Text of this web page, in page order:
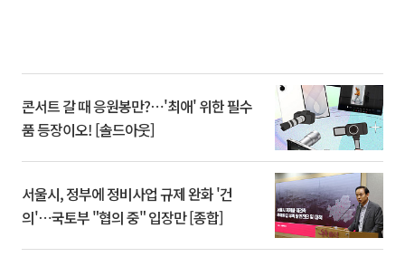
콘서트 갈 때 응원봉만?⋯'최애' 위한 필수
품 등장이오! [솔드아웃]
서울시, 정부에 정비사업 규제 완화 '건
의'⋯국토부 "협의 중" 입장만 [종합]